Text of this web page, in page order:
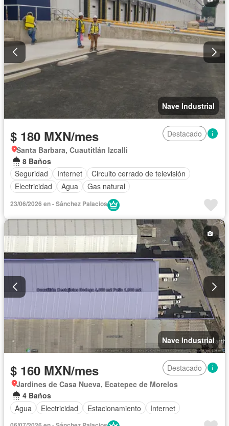
Nave Industrial
$ 180 MXN/mes
Destacado
Santa Barbara, Cuautitlán Izcalli
8 Baños
Seguridad
Internet
Circuito cerrado de televisión
Electricidad
Agua Gas natural
23/06/2026 en - Sánchez Palacios
Nave Industrial
$ 160 MXN/mes
Destacado
Jardines de Casa Nueva, Ecatepec de Morelos
4 Baños
Agua
Electricidad Estacionamiento Internet